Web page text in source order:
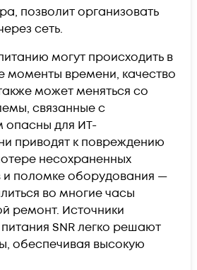
позволит организовать
сеть.
могут происходить в
моменты времени, качество
может меняться со
связанные с
опасны для ИТ-
приводят к повреждению
несохраненных
и поломке оборудования —
во многие часы
ремонт. Источники
SNR легко решают
обеспечивая высокую